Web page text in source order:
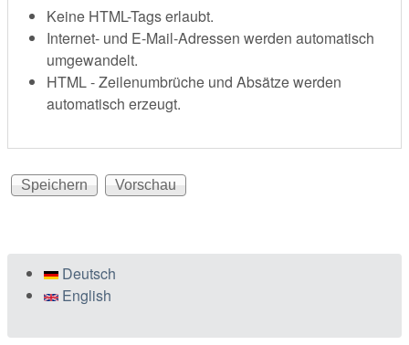
Keine HTML-Tags erlaubt.
Internet- und E-Mail-Adressen werden automatisch
umgewandelt.
HTML - Zeilenumbrüche und Absätze werden
automatisch erzeugt.
Deutsch
English